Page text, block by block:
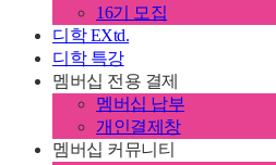
16기 모집
디학 EXtd.
디학 특강
멤버십 전용 결제
멤버십 납부
개인결제창
멤버십 커뮤니티